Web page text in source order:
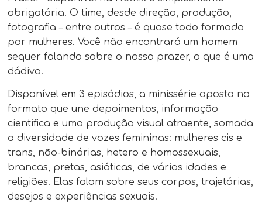
obrigatória. O time, desde direção, produção,
fotografia – entre outros – é quase todo formado
por mulheres. Você não encontrará um homem
sequer falando sobre o nosso prazer, o que é uma
dádiva.
Disponível em 3 episódios, a minissérie aposta no
formato que une depoimentos, informação
cientifica e uma produção visual atraente, somada
a diversidade de vozes femininas: mulheres cis e
trans, não-binárias, hetero e homossexuais,
brancas, pretas, asiáticas, de várias idades e
religiões. Elas falam sobre seus corpos, trajetórias,
desejos e experiências sexuais.